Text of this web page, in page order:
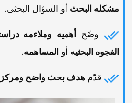
مشکله البحث أو السؤال البحثی.
وضّح أهمیه وملاءمه
الفجوه البحثیه أو المساهمه.
قدّم هدف بحث واضح ومرکز